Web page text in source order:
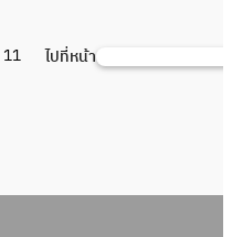
11 ไปที่หน้าSearch